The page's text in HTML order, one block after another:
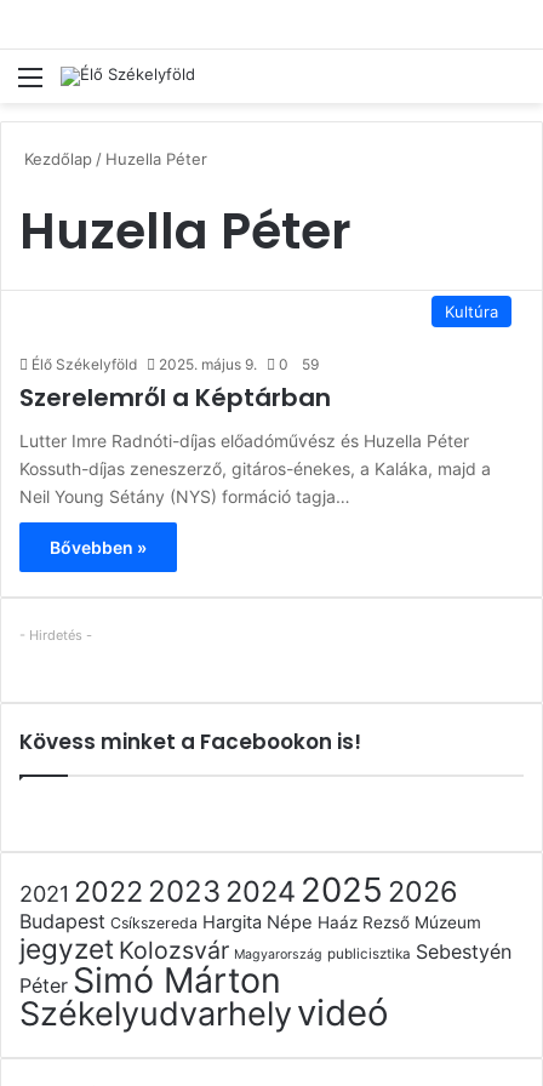
Menü
Kezdőlap / Huzella Péter
Huzella Péter
Kultúra
Élő Székelyföld 2025. május 9. 0 59
Szerelemről a Képtárban
Lutter Imre Radnóti-díjas előadóművész és Huzella Péter
Kossuth-díjas zeneszerző, gitáros-énekes, a Kaláka, majd a
Neil Young Sétány (NYS) formáció tagja…
Bővebben »
- Hirdetés -
Kövess minket a Facebookon is!
2021 2022 2023 2024 2025 2026
Budapest Csíkszereda Hargita Népe Haáz Rezső Múzeum
jegyzet Kolozsvár Magyarország publicisztika Sebestyén
Péter Simó Márton
Székelyudvarhelyvideó